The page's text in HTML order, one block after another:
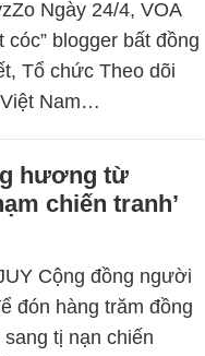
Ngày 24/4, VOA
cóc” blogger bất đồng
Tổ chức Theo dõi
Nam…
hương từ
chiến tranh’
Cộng đồng người
đón hàng trăm đồng
tị nạn chiến